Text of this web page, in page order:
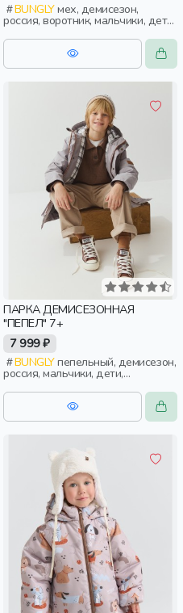
BUNGLYмех, демисезон,
россия, воротник, мальчики, дети,
малыши, дошкольники
ПАРКА ДЕМИСЕЗОННАЯ
"ПЕПЕЛ" 7+
7 999 ₽
BUNGLYпепельный, демисезон,
россия, мальчики, дети,
школьники, подростки